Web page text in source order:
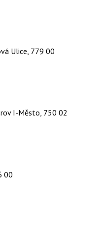
Ulice, 779 00
I-Město, 750 02
00